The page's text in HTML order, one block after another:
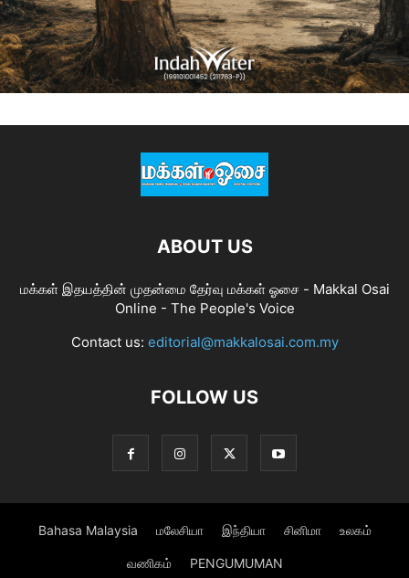
ABOUT US
மக்கள் இதயத்தின் முதன்மை தேர்வு மக்கள் ஓசை - Makkal Osai
Online - The People's Voice
Contact us: editorial@makkalosai.com.my
FOLLOW US
Bahasa Malaysia மலேசியா இந்தியா சினிமா உலகம்
வணிகம் PENGUMUMAN